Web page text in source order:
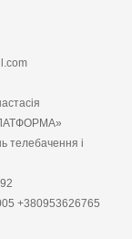
телебачення і
+380953626765